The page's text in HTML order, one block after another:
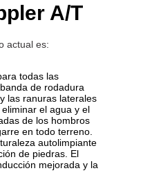
A/T
actual es:
todas las
de rodadura
las ranuras laterales
el agua y el
de los hombros
en todo terreno.
autolimpiante
de piedras. El
mejorada y la